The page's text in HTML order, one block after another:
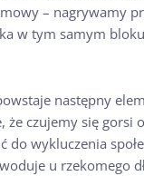
– nagrywamy
w tym samym
następny
że czujemy się gorsi
do wykluczenia
u rzekomego